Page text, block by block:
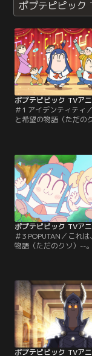
ポプテピピック
＃1 アイデンティティ
と希望の物語（ただの
＃3 POPUTAN／これ
物語（ただのクソ）--